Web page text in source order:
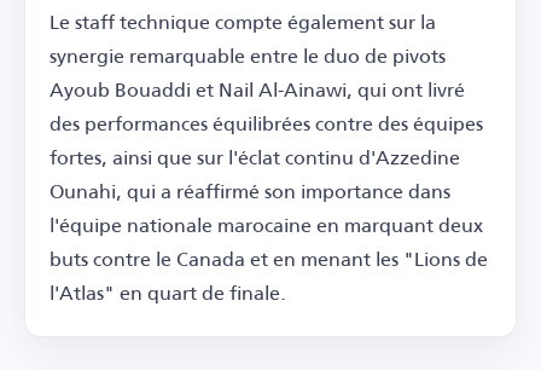
Le staff technique compte également sur la
synergie remarquable entre le duo de pivots
Ayoub Bouaddi et Nail Al-Ainawi, qui ont livré
des performances équilibrées contre des équipes
fortes, ainsi que sur l'éclat continu d'Azzedine
Ounahi, qui a réaffirmé son importance dans
l'équipe nationale marocaine en marquant deux
buts contre le Canada et en menant les "Lions de
l'Atlas" en quart de finale.